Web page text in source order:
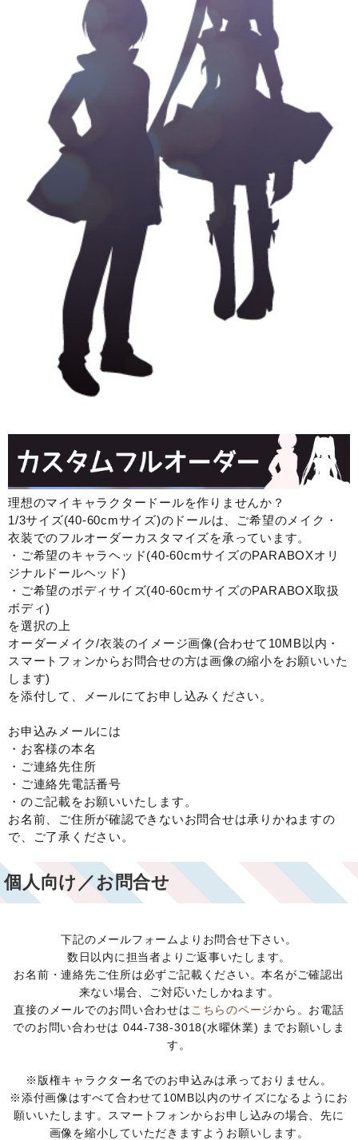
理想のマイキャラクタードールを作りませんか？
1/3サイズ(40-60cmサイズ)のドールは、ご希望のメイク・
衣装でのフルオーダーカスタマイズを承っています。
・ご希望のキャラヘッド(40-60cmサイズのPARABOXオリ
ジナルドールヘッド)
・ご希望のボディサイズ(40-60cmサイズのPARABOX取扱
ボディ)
を選択の上
オーダーメイク/衣装のイメージ画像(合わせて10MB以内・
スマートフォンからお問合せの方は画像の縮小をお願いいた
します)
を添付して、メールにてお申し込みください。
お申込みメールには
・お客様の本名
・ご連絡先住所
・ご連絡先電話番号
・のご記載をお願いいたします。
お名前、ご住所が確認できないお問合せは承りかねますの
で、ご了承ください。
個人向け／お問合せ
下記のメールフォームよりお問合せ下さい。
数日以内に担当者よりご返事いたします。
お名前・連絡先ご住所は必ずご記載ください。本名がご確認出
来ない場合、ご対応いたしかねます。
直接のメールでのお問い合わせは こちらのページから。お電話
でのお問い合わせは 044-738-3018(水曜休業) までお願いしま
す。
※版権キャラクター名でのお申込みは承っておりません。
※添付画像はすべて合わせて10MB以内のサイズになるようにお
願いいたします。スマートフォンからお申し込みの場合、先に
画像を縮小していただきますようお願いします。